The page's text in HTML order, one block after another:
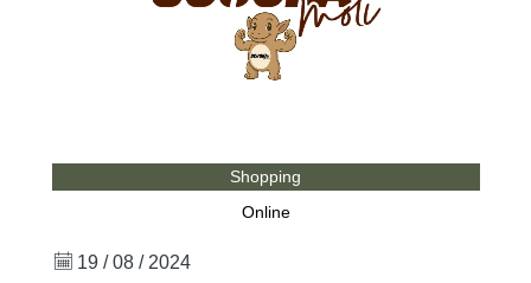
Shopping
Online
19 / 08 / 2024